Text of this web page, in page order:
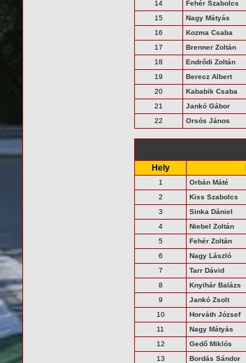
14
Fehér Szabolcs
15
Nagy Mátyás
16
Kozma Csaba
17
Brenner Zoltán
18
Endrődi Zoltán
19
Berecz Albert
20
Kababik Csaba
21
Jankó Gábor
22
Orsós János
Hely
1 Orbán Máté
2
Kiss Szabolcs
3
Sinka Dániel
4
Niebel Zoltán
5
Fehér Zoltán
6
Nagy László
7
Tarr Dávid
8
Knyihár Balázs
9
Jankó Zsolt
10
Horváth József
11
Nagy Mátyás
12
Gedő Miklós
13
Bordás Sándor